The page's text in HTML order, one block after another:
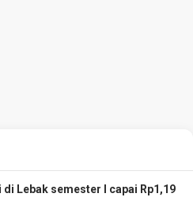
Lebak semester I capai Rp1,19